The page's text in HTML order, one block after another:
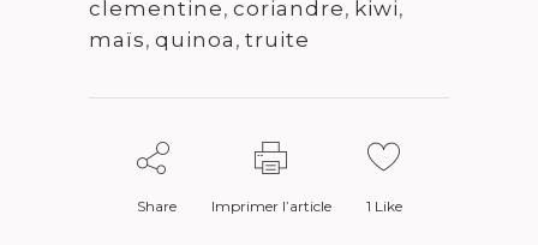
clementine, coriandre, kiwi,
maïs, quinoa , truite
Share Imprimer l’article 1 Like